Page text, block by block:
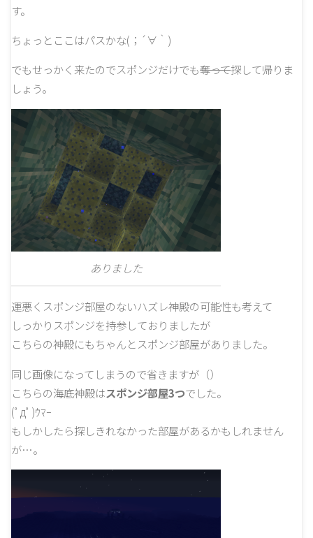
す。
ちょっとここはパスかな(；´∀｀)
でもせっかく来たのでスポンジだけでも奪って探して帰りま
しょう。
ありました
運悪くスポンジ部屋のないハズレ神殿の可能性も考えて
しっかりスポンジを持参しておりましたが
こちらの神殿にもちゃんとスポンジ部屋がありました。
同じ画像になってしまうので省きますが（）
こちらの海底神殿はスポンジ部屋3つでした。
(ﾟдﾟ)ｳﾏｰ
もしかしたら探しきれなかった部屋があるかもしれません
が…。